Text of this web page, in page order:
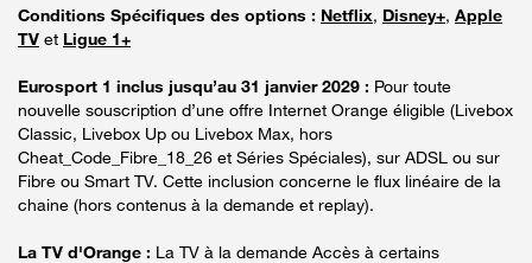
Conditions Spécifiques des options : Netflix, Disney+, Apple
TV et Ligue 1+
Eurosport 1 inclus jusqu’au 31 janvier 2029 : Pour toute
nouvelle souscription d’une offre Internet Orange éligible (Livebox
Classic, Livebox Up ou Livebox Max, hors
Cheat_Code_Fibre_18_26 et Séries Spéciales), sur ADSL ou sur
Fibre ou Smart TV. Cette inclusion concerne le flux linéaire de la
chaine (hors contenus à la demande et replay).
La TV d'Orange : La TV à la demande Accès à certains